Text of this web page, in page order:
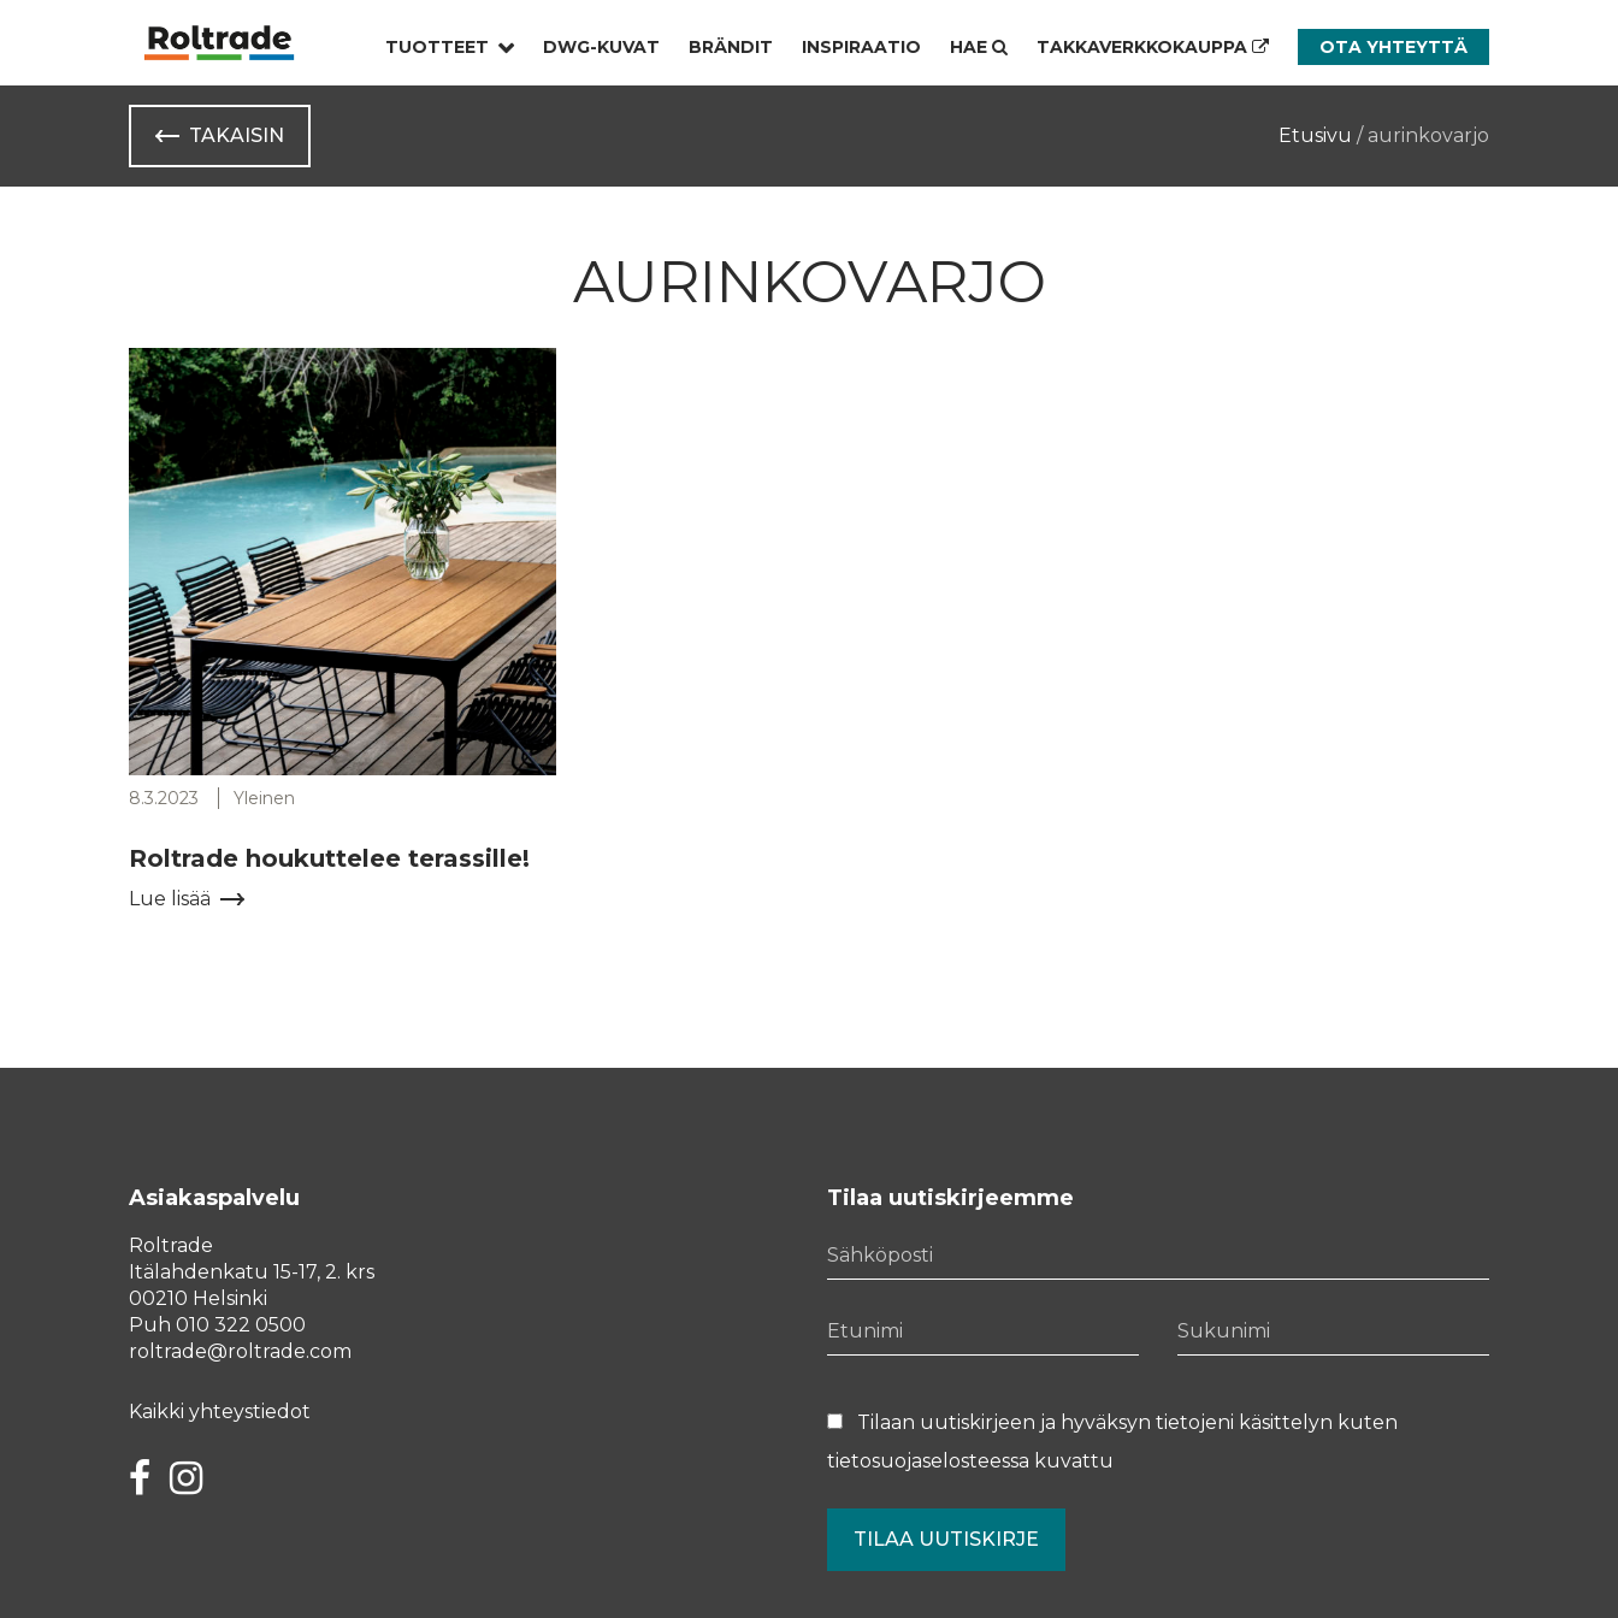
TUOTTEET DWG-KUVAT BRÄNDIT INSPIRAATIO HAE TAKKAVERKKOKAUPPA OTA YHTEYTTÄ
TAKAISIN Etusivu / aurinkovarjo
AURINKOVARJO
8.3.2023 Yleinen
Roltrade houkuttelee terassille!
Lue lisää
Asiakaspalvelu
Roltrade
Itälahdenkatu 15-17, 2. krs
00210 Helsinki
Puh 010 322 0500
roltrade@roltrade.com
Kaikki yhteystiedot
FacebookInstagram
Tilaa uutiskirjeemme
Sähköposti
Etunimi Sukunimi
Tilaan uutiskirjeen ja hyväksyn tietojeni käsittelyn kuten
tietosuojaselosteessa kuvattu